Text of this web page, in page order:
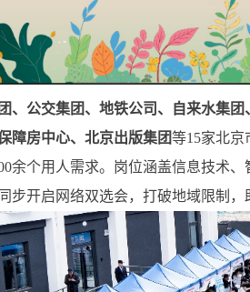
、公交集团、地铁公司、自来水集
障房中心、北京出版集团等15家北京
余个用人需求。岗位涵盖信息技术
步开启网络双选会，打破地域限制，